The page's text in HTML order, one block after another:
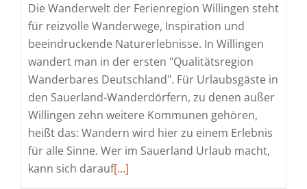
Skywalk
neue
spannende
Abenteuer
Die Wanderwelt der Ferienregion Willingen steht
für reizvolle Wanderwege, Inspiration und
beeindruckende Naturerlebnisse. In Willingen
wandert man in der ersten "Qualitätsregion
Wanderbares Deutschland". Für Urlaubsgäste in
den Sauerland-Wanderdörfern, zu denen außer
Willingen zehn weitere Kommunen gehören,
heißt das: Wandern wird hier zu einem Erlebnis
für alle Sinne. Wer im Sauerland Urlaub macht,
kann sich daraufRead
[…]